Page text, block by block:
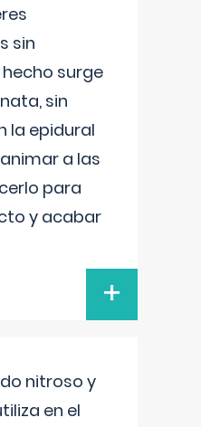
sin
surge
sin
la epidural
a las
para
y acabar
+
nitroso y
en el